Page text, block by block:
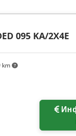
km
095 KA/2X4E